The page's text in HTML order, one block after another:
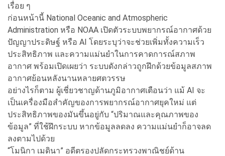
เรื่อย ๆ
ก่อนหน้านี้ National Oceanic and Atmospheric
Administration หรือ NOAA เปิดตัวระบบพยากรณ์อากาศด้วย
ปัญญาประดิษฐ์ หรือ AI โดยระบุว่าจะช่วยเพิ่มทั้งความเร็ว
ประสิทธิภาพ และความแม่นยำในการคาดการณ์สภาพ
อากาศ พร้อมเปิดเผยว่า ระบบดังกล่าวถูกฝึกด้วยข้อมูลสภาพ
อากาศย้อนหลังนานหลายศตวรรษ
อย่างไรก็ตาม ผู้เชี่ยวชาญด้านภูมิอากาศเตือนว่า แม้ AI จะ
เป็นเครื่องมือสำคัญของการพยากรณ์อากาศยุคใหม่ แต่
ประสิทธิภาพของมันขึ้นอยู่กับ “ปริมาณและคุณภาพของ
ข้อมูล” ที่ใช้ฝึกระบบ หากข้อมูลลดลง ความแม่นยำก็อาจลด
ลงตามไปด้วย
“โมนิกา เมดินา” อดีตรองปลัดกระทรวงพาณิชย์ด้าน